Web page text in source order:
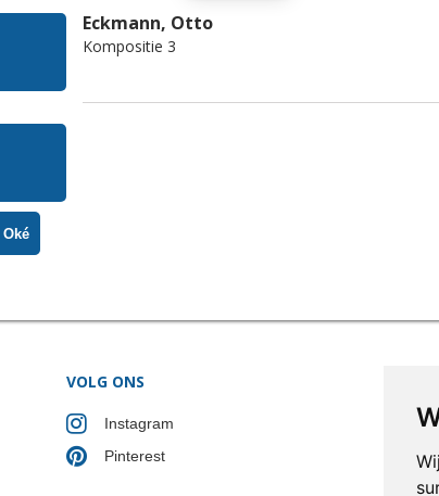
Oké
Eckmann, Otto
Kompositie 3
VOLG ONS
Instagram
Pinterest
Bel
E-